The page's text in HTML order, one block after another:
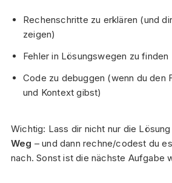
Rechenschritte zu erklären (und
zeigen)
Fehler in Lösungswegen zu finden
Code zu debuggen (wenn du den
und Kontext gibst)
Wichtig: Lass dir nicht nur die
Weg – und dann rechne/codest du
nach. Sonst ist die nächste Aufgabe